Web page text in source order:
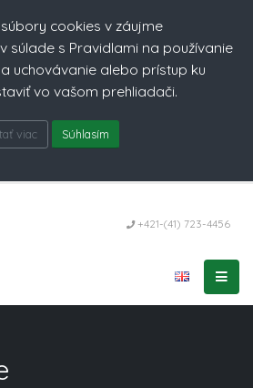
cookies v záujme
súlade s Pravidlami na používanie
uchovávanie alebo prístup ku
vo vašom prehliadači.
viac Súhlasím
+421-(41) 723-4456